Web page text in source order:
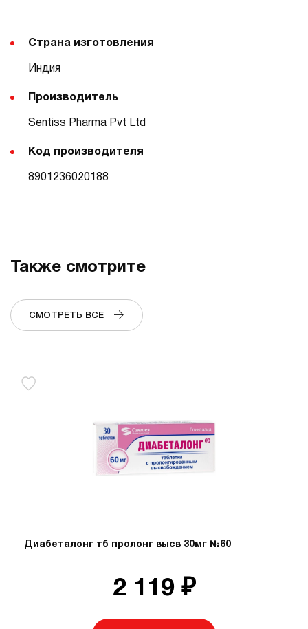
Страна изготовления
Индия
Производитель
Sentiss Pharma Pvt Ltd
Код производителя
8901236020188
Также смотрите
СМОТРЕТЬ ВСЕ
Диабеталонг тб пролонг высв 30мг №60
2 119 ₽